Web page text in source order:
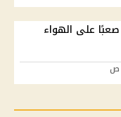
على الهواء